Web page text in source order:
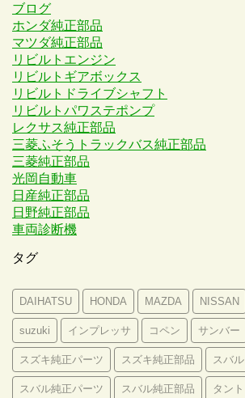
ブログ
ホンダ純正部品
マツダ純正部品
リビルトエンジン
リビルトギアボックス
リビルトドライブシャフト
リビルトパワステポンプ
レクサス純正部品
三菱ふそうトラックバス純正部品
三菱純正部品
光岡自動車
日産純正部品
日野純正部品
車両診断機
タグ
DAIHATSU HONDA MAZDA NISSAN
suzuki インプレッサ コペン サンバー
スズキ純正パーツ スズキ純正部品 スバル
スバル純正パーツ スバル純正部品 タント